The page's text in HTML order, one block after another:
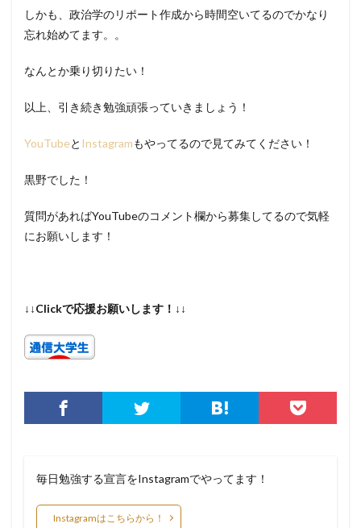
しかも、政治学のリポート作成から時間空いてるのでかなり
忘れ始めてます。。
なんとか乗り切りたい！
以上、引き続き勉強頑張っていきましょう！
YouTubeと Instagramもやってるので見てみてください！
黒野でした！
質問があればYouTubeのコメント欄から募集してるので気軽
にお願いします！
↓↓Clickで応援お願いします！↓↓
毎日勉強する宣言をInstagramでやってます！
Instagramはこちらから！